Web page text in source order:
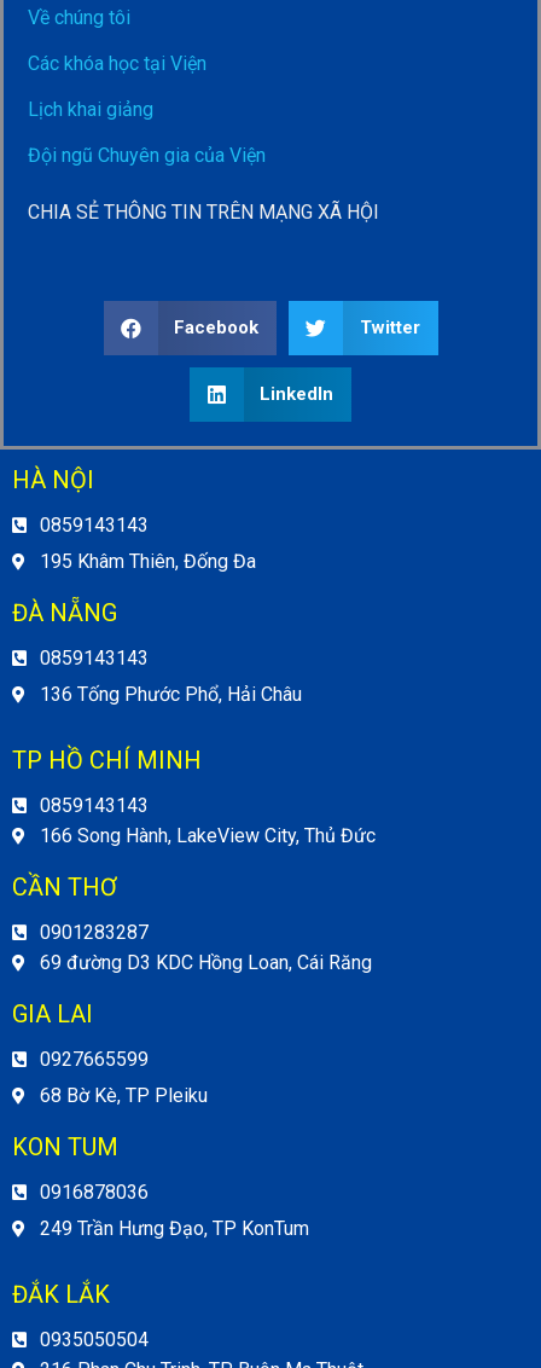
Về chúng tôi
Các khóa học tại Viện
Lịch khai giảng
Đội ngũ Chuyên gia của Viện
CHIA SẺ THÔNG TIN TRÊN MẠNG XÃ HỘI
Facebook Twitter
LinkedIn
HÀ NỘI
0859143143
195 Khâm Thiên, Đống Đa
ĐÀ NẴNG
0859143143
136 Tống Phước Phổ, Hải Châu
TP HỒ CHÍ MINH
0859143143
166 Song Hành, LakeView City, Thủ Đức
CẦN THƠ
0901283287
69 đường D3 KDC Hồng Loan, Cái Răng
GIA LAI
0927665599
68 Bờ Kè, TP Pleiku
KON TUM
0916878036
249 Trần Hưng Đạo, TP KonTum
ĐẮK LẮK
0935050504